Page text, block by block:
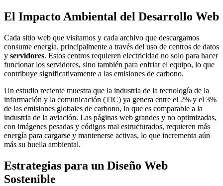
El Impacto Ambiental del Desarrollo Web
Cada sitio web que visitamos y cada archivo que descargamos
consume energía, principalmente a través del uso de centros de datos
y servidores. Estos centros requieren electricidad no solo para hacer
funcionar los servidores, sino también para enfriar el equipo, lo que
contribuye significativamente a las emisiones de carbono.
Un estudio reciente muestra que la industria de la tecnología de la
información y la comunicación (TIC) ya genera entre el 2% y el 3%
de las emisiones globales de carbono, lo que es comparable a la
industria de la aviación. Las páginas web grandes y no optimizadas,
con imágenes pesadas y códigos mal estructurados, requieren más
energía para cargarse y mantenerse activas, lo que incrementa aún
más su huella ambiental.
Estrategias para un Diseño Web
Sostenible